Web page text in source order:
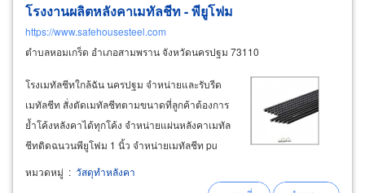
โรงงานผลิตหลังคาเมทัลชีท - พียูโฟม
https://www.safehousesteel.com
ตำบลหอมเกร็ด อำเภอสามพราน จังหวัดนครปฐม 73110
โรงเมทัลชีทใกล้ฉัน นครปฐม จำหน่ายและรับรีด
เมทัลชีท สั่งตัดเมทัลชีทตามขนาดที่ลูกค้าต้องการ
ย้ำโค้งหลังคาได้ทุกโค้ง จำหน่ายแผ่นหลังคาเมทัล
ชีทติดฉนวนพียูโฟม 1 นิ้ว จำหน่ายเมทัลชีท pu
foam 2 นิ้ว ทั้งเมทัลชีทสี เมทัลชีทอลูซิงค์ ราคาส่ง
จำหน่ายแผ่นหลังคาเมทัลชีทรูปแบบลอนมาตรฐาน
หมวดหมู่ : วัสดุทำหลังคา